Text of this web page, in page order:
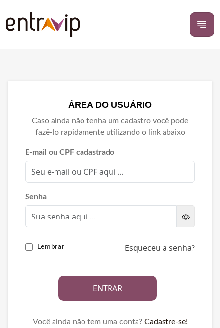
ÁREA DO USUÁRIO
Caso ainda não tenha um cadastro você pode
fazê-lo rapidamente utilizando o link abaixo
E-mail ou CPF cadastrado
Senha
Lembrar Esqueceu a senha?
ENTRAR
Você ainda não tem uma conta?Cadastre-se!